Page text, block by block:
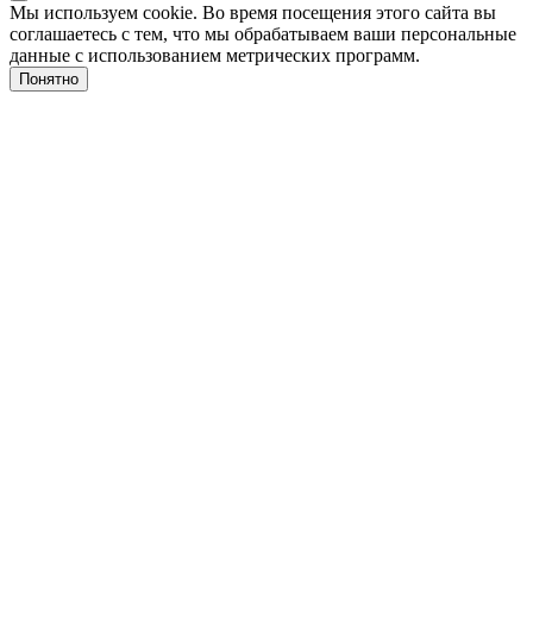
Мы используем cookie. Во время посещения этого сайта вы
соглашаетесь с тем, что мы обрабатываем ваши персональные
данные с использованием метрических программ.
Понятно